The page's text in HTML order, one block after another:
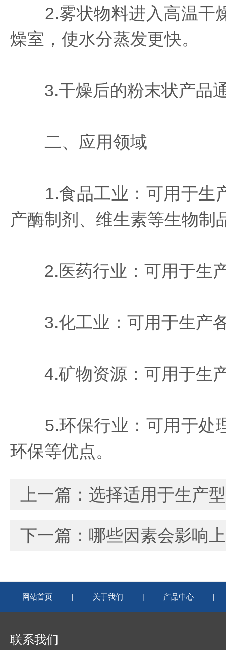
2.雾状物料进入高温干燥
燥室，使水分蒸发更快。
3.干燥后的粉末状产品
二、应用领域
1.食品工业：可用于生产
产酶制剂、维生素等生物制
2.医药行业：可用于生产
3.化工业：可用于生产各
4.矿物资源：可用于生产
5.环保行业：可用于处理
环保等优点。
上一篇： 选择适用于生产
下一篇： 哪些因素会影响
网站首页 | 关于我们 | 产品中心 |
联系我们